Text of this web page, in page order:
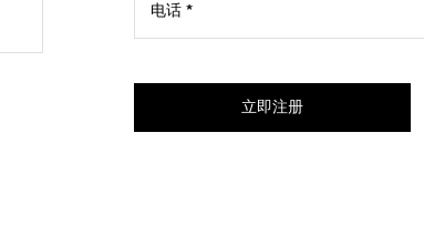
电话 *
立即注册